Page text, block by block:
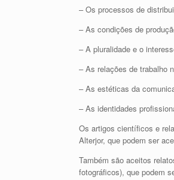
– Os processos de
– As condições de
– A pluralidade e o
– As relações de trabalho
– As estéticas da
– As identidades
Os artigos científicos e
Alterjor, que podem ser
Também são aceitos
fotográficos), que podem